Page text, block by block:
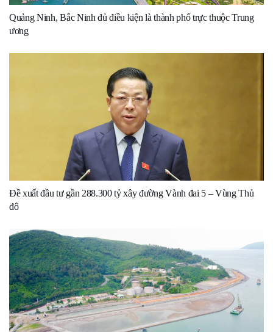
Quảng Ninh, Bắc Ninh đủ điều kiện là thành phố trực thuộc Trung
ương
Đề xuất đầu tư gần 288.300 tỷ xây đường Vành đai 5 – Vùng Thủ
đô